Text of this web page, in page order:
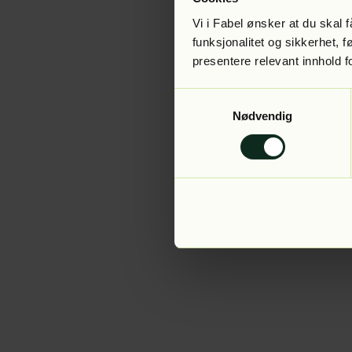
Vi i Fabel ønsker at du skal
funksjonalitet og sikkerhet,
presentere relevant innhold
Nødvendig
Application